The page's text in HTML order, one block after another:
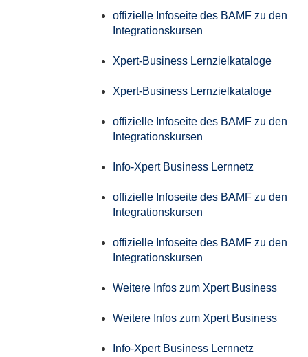
offizielle Infoseite des BAMF zu den
Integrationskursen
Xpert-Business Lernzielkataloge
Xpert-Business Lernzielkataloge
offizielle Infoseite des BAMF zu den
Integrationskursen
Info-Xpert Business Lernnetz
offizielle Infoseite des BAMF zu den
Integrationskursen
offizielle Infoseite des BAMF zu den
Integrationskursen
Weitere Infos zum Xpert Business
Weitere Infos zum Xpert Business
Info-Xpert Business Lernnetz